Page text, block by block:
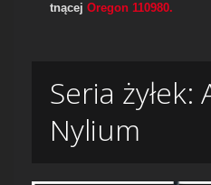
tnącej Oregon 110980.
Seria żyłek:
Nylium